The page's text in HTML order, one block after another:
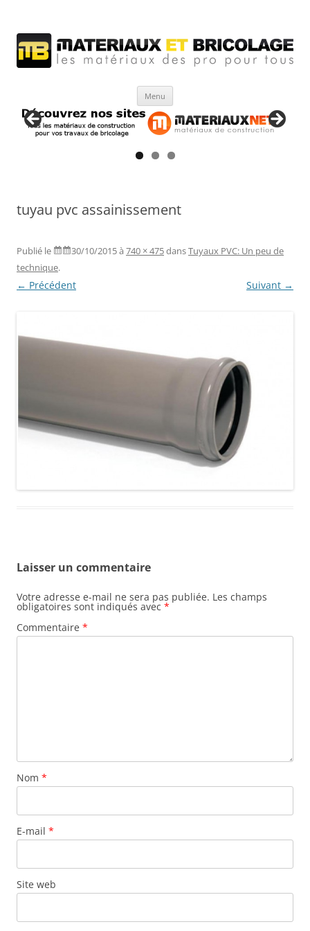
Menu
tuyau pvc assainissement
Publié le 30/10/2015à 740 × 475dansTuyaux PVC: Un peu de
technique.
← Précédent Suivant →
Laisser un commentaire
Votre adresse e-mail ne sera pas publiée. Les champs
obligatoires sont indiqués avec *
Commentaire *
Nom *
E-mail *
Site web